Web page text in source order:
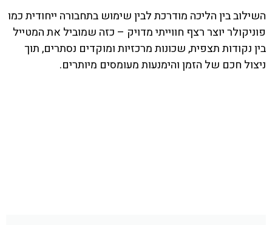
השילוב בין הליכה מודרכת לבין שימוש בתחבורה ייחודית כמו
פוניקולר יוצר רצף חווייתי מדויק – כזה שמוביל את המטייל
בין נקודות תצפית, שכונות מרכזיות ומוקדים נסתרים, תוך
ניצול חכם של הזמן והימנעות מעומסים מיותרים.